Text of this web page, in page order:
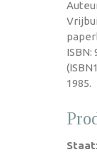
ISBN:
1985.
Staat